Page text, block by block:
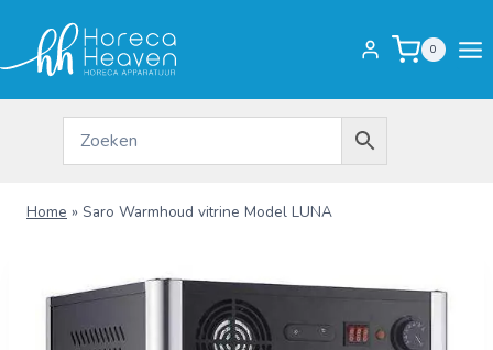
inhoud
0
Home » Saro Warmhoud vitrine Model LUNA